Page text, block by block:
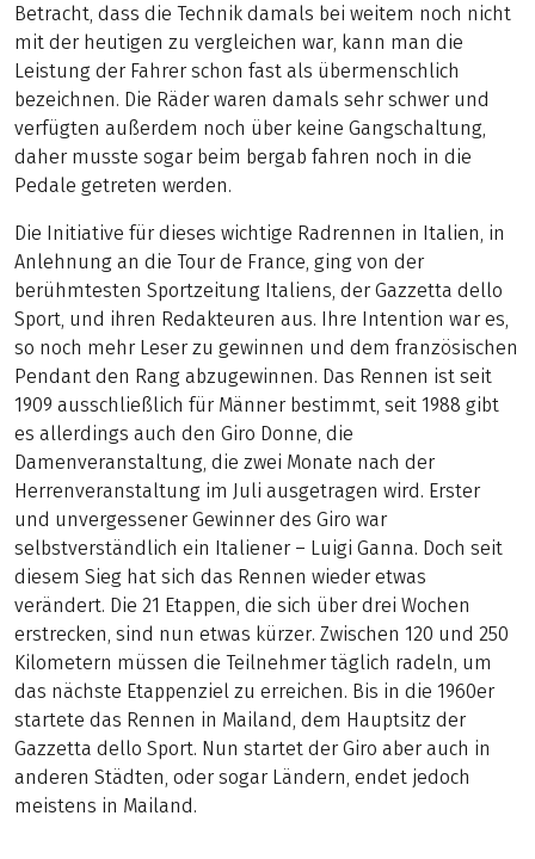
Betracht, dass die Technik damals bei weitem noch nicht
mit der heutigen zu vergleichen war, kann man die
Leistung der Fahrer schon fast als übermenschlich
bezeichnen. Die Räder waren damals sehr schwer und
verfügten außerdem noch über keine Gangschaltung,
daher musste sogar beim bergab fahren noch in die
Pedale getreten werden.
Die Initiative für dieses wichtige Radrennen in Italien, in
Anlehnung an die Tour de France, ging von der
berühmtesten Sportzeitung Italiens, der Gazzetta dello
Sport, und ihren Redakteuren aus. Ihre Intention war es,
so noch mehr Leser zu gewinnen und dem französischen
Pendant den Rang abzugewinnen. Das Rennen ist seit
1909 ausschließlich für Männer bestimmt, seit 1988 gibt
es allerdings auch den Giro Donne, die
Damenveranstaltung, die zwei Monate nach der
Herrenveranstaltung im Juli ausgetragen wird. Erster
und unvergessener Gewinner des Giro war
selbstverständlich ein Italiener – Luigi Ganna. Doch seit
diesem Sieg hat sich das Rennen wieder etwas
verändert. Die 21 Etappen, die sich über drei Wochen
erstrecken, sind nun etwas kürzer. Zwischen 120 und 250
Kilometern müssen die Teilnehmer täglich radeln, um
das nächste Etappenziel zu erreichen. Bis in die 1960er
startete das Rennen in Mailand, dem Hauptsitz der
Gazzetta dello Sport. Nun startet der Giro aber auch in
anderen Städten, oder sogar Ländern, endet jedoch
meistens in Mailand.